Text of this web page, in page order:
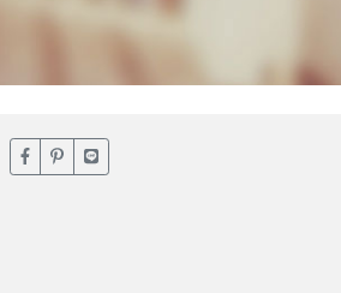
臉書分享(另開新視窗)
噗浪分享(另開新視窗)
Line分享(另開新視窗)